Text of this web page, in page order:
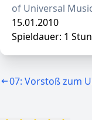
of Universal
15.01.2010
Spieldauer: 1
07: Vorstoß zum